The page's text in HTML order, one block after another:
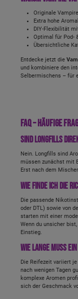
Originale
Extra hohe
DIY-Flexibilität
Optimal für Pod-
Übersichtliche
Entdecke jetzt die
und kombiniere den
Selbermischens – für
FAQ – häufige
Sind Longfills
Nein. Longfills sind
müssen zunächst mit
Erst nach dem
Wie finde ich die
Die passende
oder DTL) sowie von
starten mit einer
Wenn du unsicher
Einstieg.
Wie lange muss
Die Reifezeit variiert
nach wenigen Tagen
komplexe Aromen
sich der Geschmack